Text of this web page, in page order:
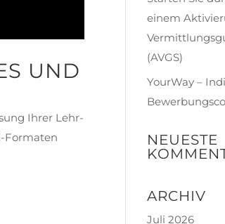
UND
Ihrer Lehr-
Formaten
einem
(AVGS)
YourWay –
NEUESTE
ARCHIV
Juli 2026